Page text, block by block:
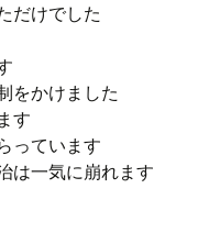
だけでした
をかけました
す
っています
は一気に崩れます